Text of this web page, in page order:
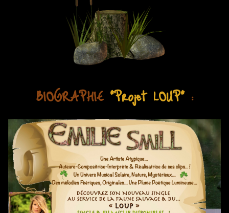
BIOGRAPHIE "Projet LOUP":